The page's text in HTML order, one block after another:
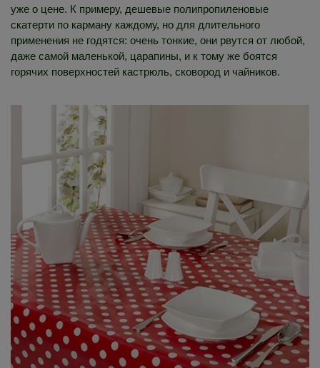
уже о цене. К примеру, дешевые полипропиленовые
скатерти по карману каждому, но для длительного
применения не годятся: очень тонкие, они рвутся от любой,
даже самой маленькой, царапины, и к тому же боятся
горячих поверхностей кастрюль, сковород и чайников.